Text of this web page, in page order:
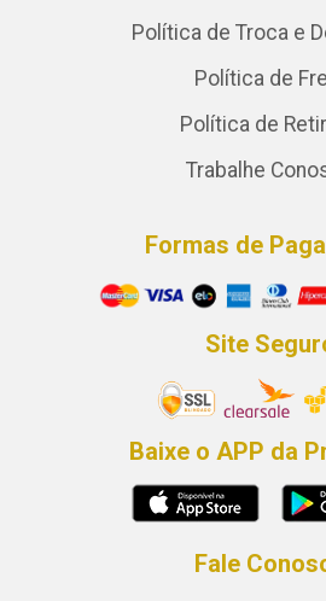
Política de Troca e
Política de
Política de
Trabalhe
Formas de
Site
Baixe o APP da
Fale